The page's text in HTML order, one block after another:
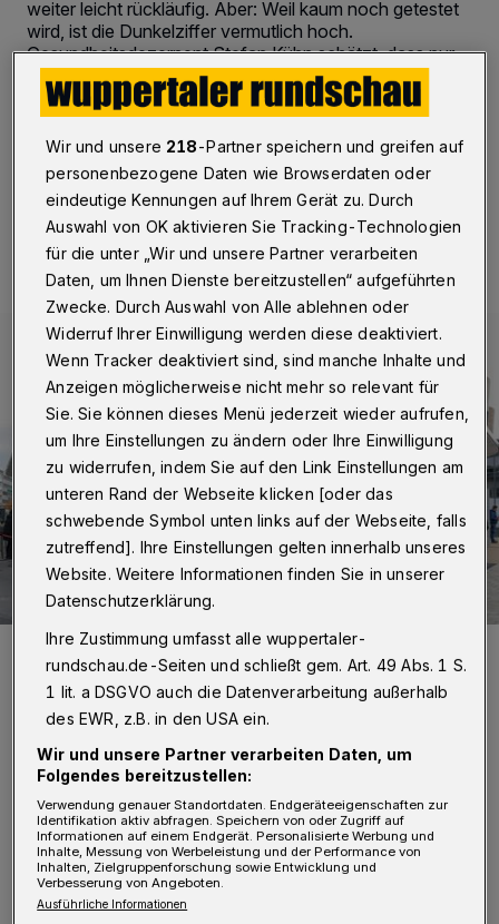
weiter leicht rückläufig. Aber: Weil kaum noch getestet
wird, ist die Dunkelziffer vermutlich hoch.
Gesundheitsdezernent Stefan Kühn schätzt, dass nur
noch jeder zweite Infizierte offiziell erfasst wird – und
ist nicht überzeugt von den für den Herbst geplanten
Regelungen des Bundes.
06.08.2022 , 18:00 Uhr
Die Schlangen vor der städtischen Impfstelle am Döppersberg sind
längst Geschichte.
Foto: Christoph Petersen
Von Roderich Trapp
ostenlose Corona-Tests nur noch in
Wir und unsere 218-Partner speichern und greifen auf
personenbezogene Daten wie Browserdaten oder
eindeutige Kennungen auf Ihrem Gerät zu. Durch
Auswahl von OK aktivieren Sie Tracking-Technologien
für die unter „Wir und unsere Partner verarbeiten
Daten, um Ihnen Dienste bereitzustellen“ aufgeführten
Zwecke. Durch Auswahl von Alle ablehnen oder
Widerruf Ihrer Einwilligung werden diese deaktiviert.
Wenn Tracker deaktiviert sind, sind manche Inhalte und
Anzeigen möglicherweise nicht mehr so relevant für
Sie. Sie können dieses Menü jederzeit wieder aufrufen,
um Ihre Einstellungen zu ändern oder Ihre Einwilligung
zu widerrufen, indem Sie auf den Link Einstellungen am
unteren Rand der Webseite klicken [oder das
schwebende Symbol unten links auf der Webseite, falls
zutreffend]. Ihre Einstellungen gelten innerhalb unseres
Website. Weitere Informationen finden Sie in unserer
Datenschutzerklärung.
Ihre Zustimmung umfasst alle wuppertaler-
rundschau.de-Seiten und schließt gem. Art. 49 Abs. 1 S.
1 lit. a DSGVO auch die Datenverarbeitung außerhalb
des EWR, z.B. in den USA ein.
Wir und unsere Partner verarbeiten Daten, um
Folgendes bereitzustellen:
Verwendung genauer Standortdaten. Endgeräteeigenschaften zur
Identifikation aktiv abfragen. Speichern von oder Zugriff auf
Informationen auf einem Endgerät. Personalisierte Werbung und
Inhalte, Messung von Werbeleistung und der Performance von
Inhalten, Zielgruppenforschung sowie Entwicklung und
Verbesserung von Angeboten.
Ausführliche Informationen